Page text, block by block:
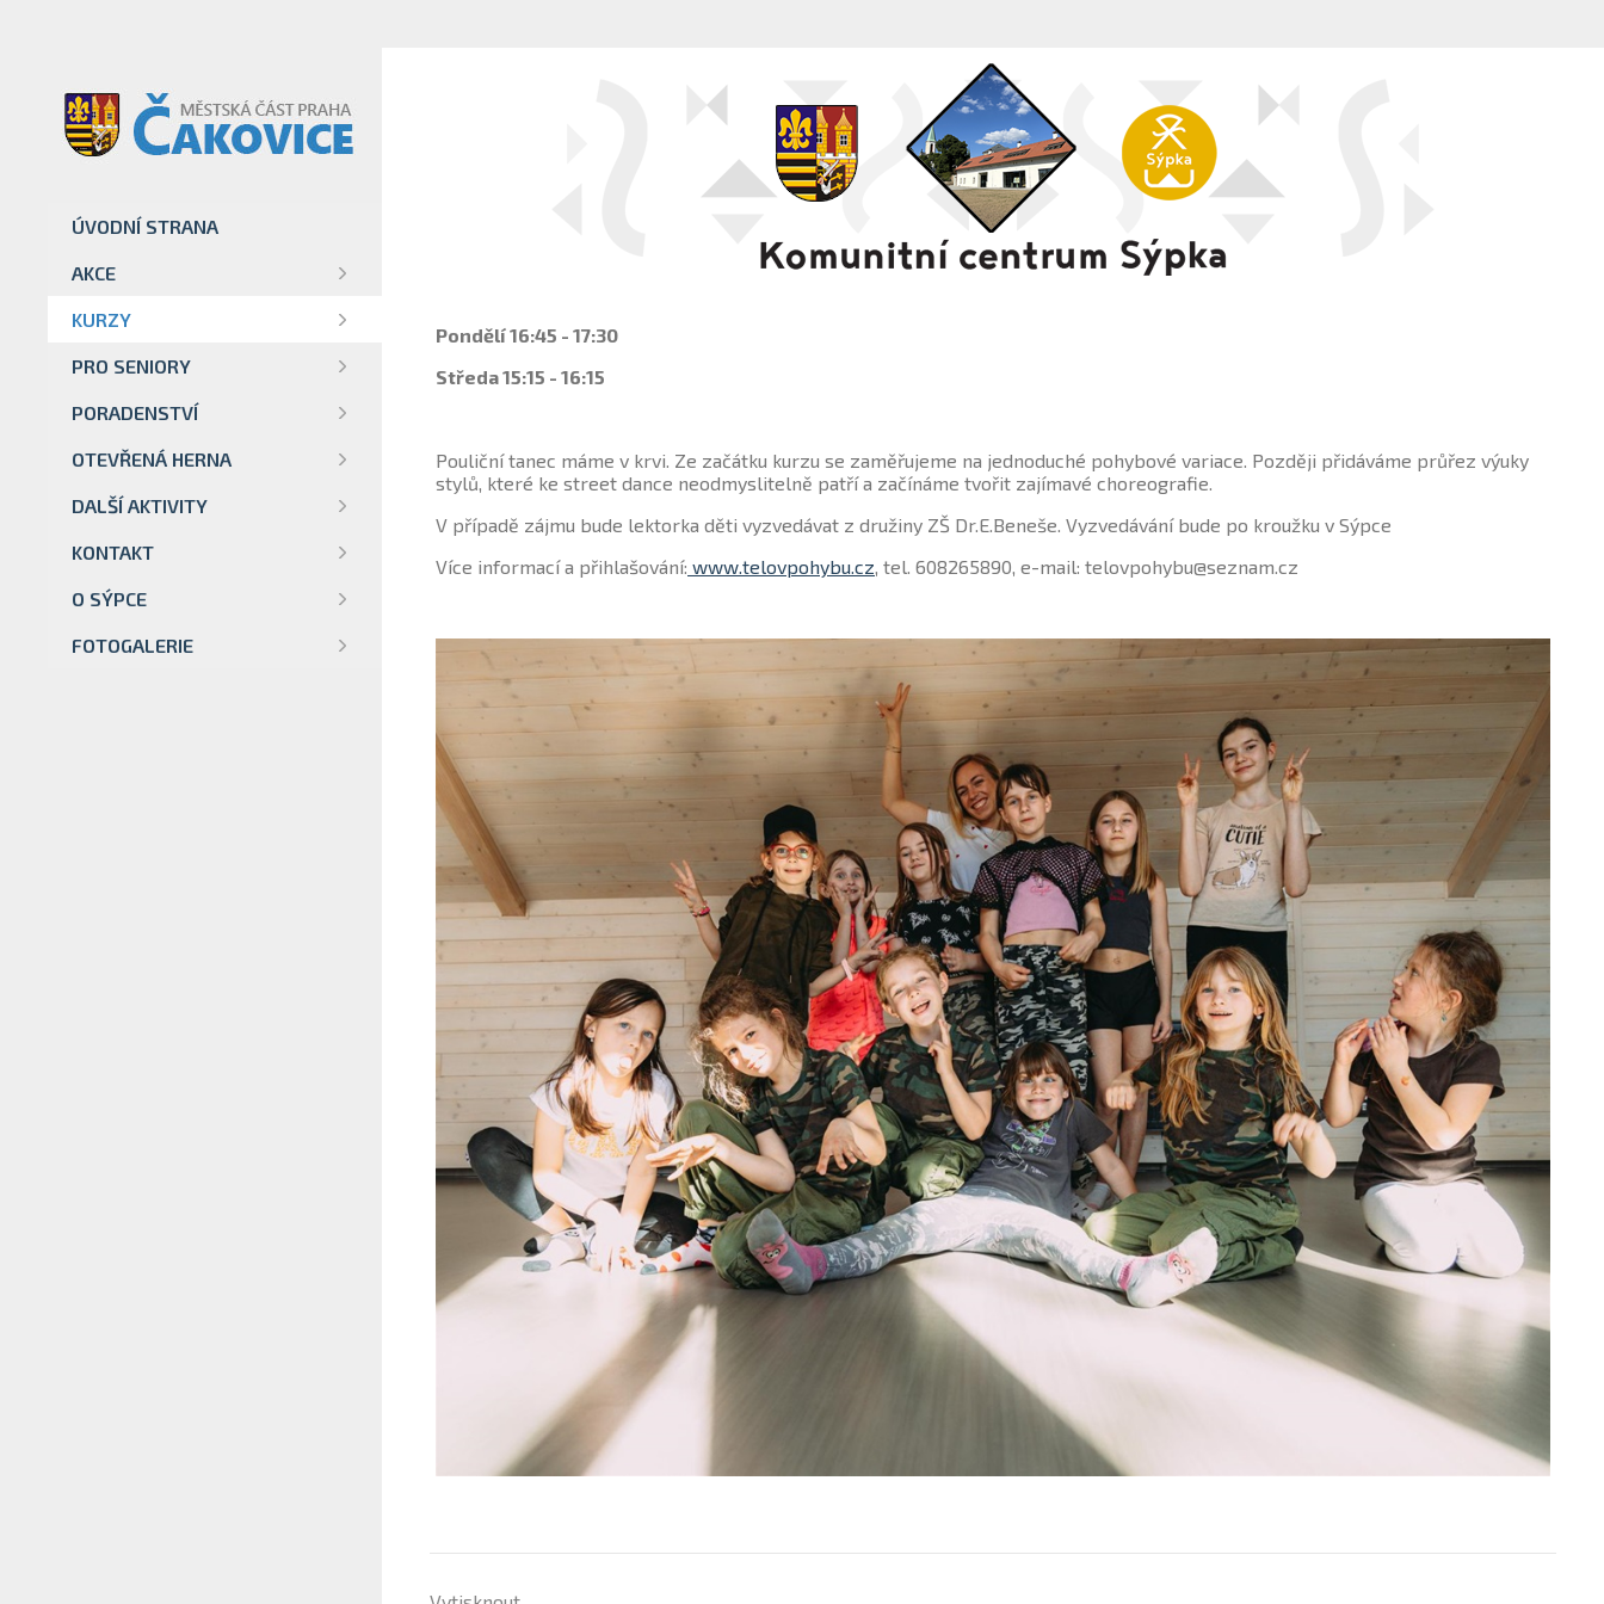
ÚVODNÍ STRANA
AKCE
KURZY
PRO SENIORY
PORADENSTVÍ
OTEVŘENÁ HERNA
DALŠÍ AKTIVITY
KONTAKT
O SÝPCE
FOTOGALERIE
Pondělí 16:45 - 17:30
Středa 15:15 - 16:15
Pouliční tanec máme v krvi. Ze začátku kurzu se zaměřujeme na jednoduché pohybové variace. Později přidáváme průřez výuky
stylů, které ke street dance neodmyslitelně patří a začínáme tvořit zajímavé choreografie.
V případě zájmu bude lektorka děti vyzvedávat z družiny ZŠ Dr.E.Beneše. Vyzvedávání bude po kroužku v Sýpce
Více informací a přihlašování: www.telovpohybu.cz, tel. 608265890, e-mail: telovpohybu@seznam.cz